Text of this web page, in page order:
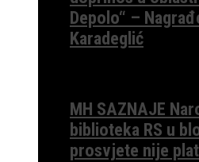
Depolo“ –
Karadeglić
MH SAZNAJE
biblioteka RS u
prosvjete nije